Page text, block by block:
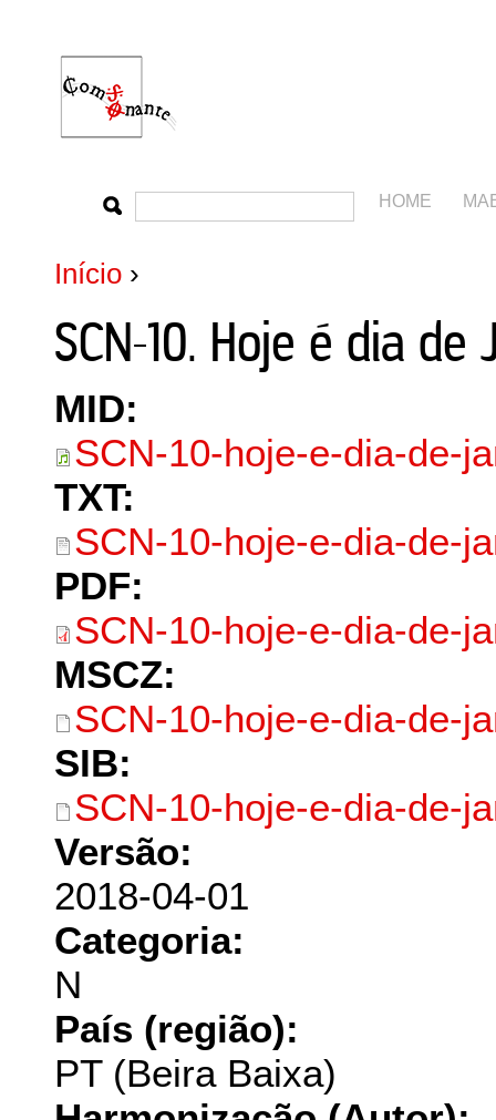
HOME
Início ›
SCN-10. Hoje é dia de
MID:
SCN-10-hoje-e-dia-de-
TXT:
SCN-10-hoje-e-dia-de-
PDF:
SCN-10-hoje-e-dia-de-
MSCZ:
SCN-10-hoje-e-dia-de-
SIB:
SCN-10-hoje-e-dia-de-
Versão:
2018-04-01
Categoria:
N
País (região):
PT (Beira Baixa)